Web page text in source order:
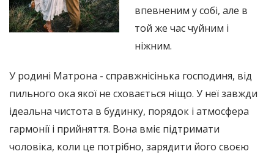
впевненим у собі, але в
той же час чуйним і
ніжним.
У родині Матрона - справжнісінька господиня, від
пильного ока якої не сховається ніщо. У неї завжди
ідеальна чистота в будинку, порядок і атмосфера
гармонії і прийняття. Вона вміє підтримати
чоловіка, коли це потрібно, зарядити його своєю